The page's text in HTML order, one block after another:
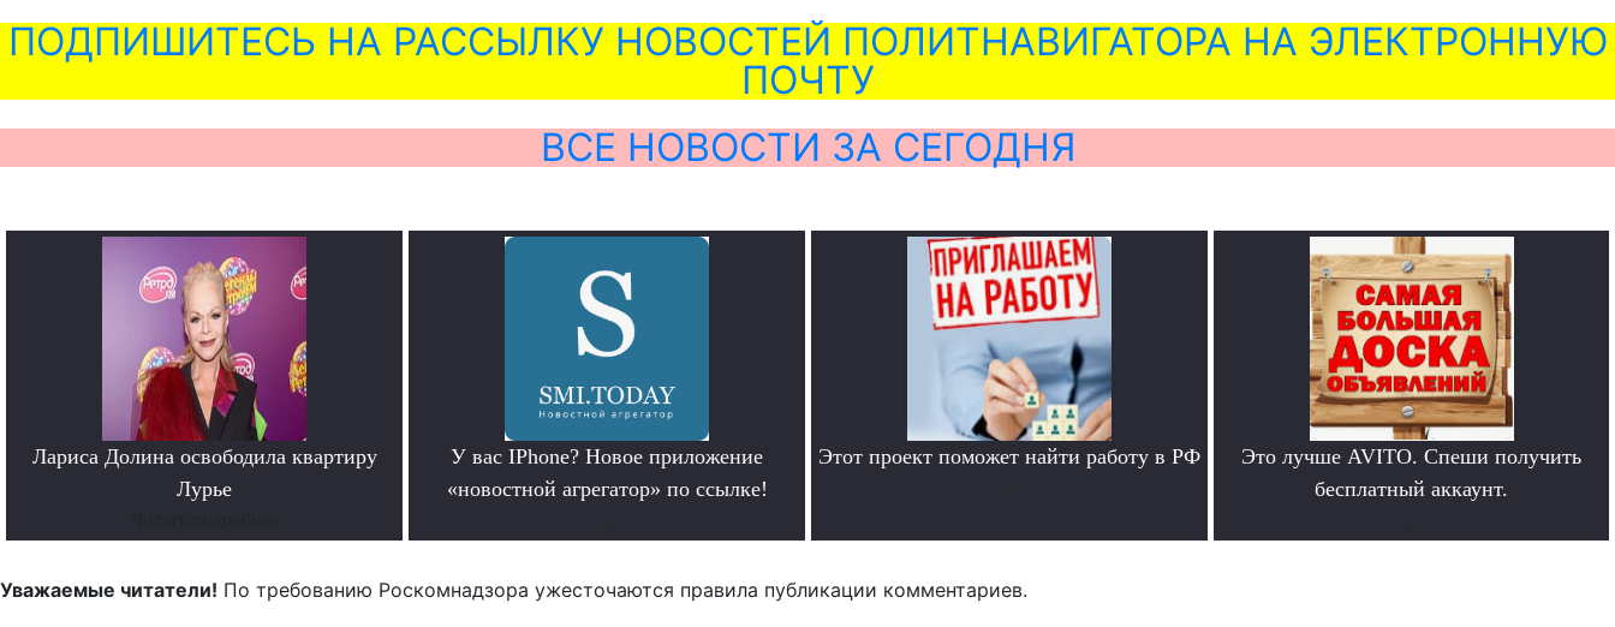
ПОДПИШИТЕСЬ НА РАССЫЛКУ НОВОСТЕЙ ПОЛИТНАВИГАТОРА НА ЭЛЕКТРОННУЮ
ПОЧТУ
ВСЕ НОВОСТИ ЗА СЕГОДНЯ
Лариса Долина освободила квартиру
Лурье
У вас IPhone? Новое приложение
«новостной агрегатор» по ссылке!
Этот проект поможет найти работу в РФ
Это лучше AVITO. Спеши получить
бесплатный аккаунт.
Уважаемые читатели! По требованию Роскомнадзора ужесточаются правила публикации комментариев.